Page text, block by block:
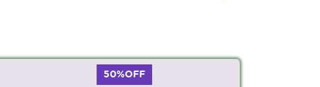
50%OFF